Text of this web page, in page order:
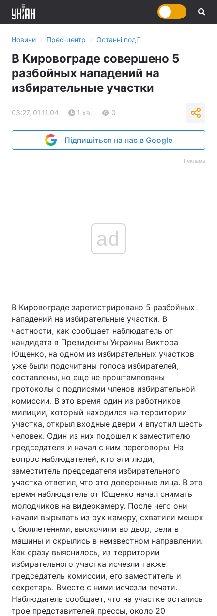
Україна Політика
Економіка Світ
Спорт Наука
Техно і зв'язок Лайт
Зброя Інциденти
Здоров'я Туризм
Новини › Прес-центр › Останні події
В Кировограде совершено 5
разбойных нападений на
избирательные участки
03:27, 01.11.04 1 хв. 0
Підпишіться на нас в Google
Реклама
ad
В Кировограде зарегистрировано 5 разбойных
нападений на избирательные участки. В
частности, как сообщает наблюдатель от
кандидата в Президенты Украины Виктора
Ющенко, на одном из избирательных участков
уже были подсчитаны голоса избирателей,
составлены, но еще не проштампованы
протоколы с подписями членов избирательной
комиссии. В это время один из работников
милиции, который находился на территории
участка, открыл входные двери и впустил шесть
человек. Один из них подошел к заместителю
председателя и начал с ним переговоры. На
вопрос наблюдателей, кто эти люди,
заместитель председателя избирательного
участка ответил, что это доверенные лица. В это
время наблюдатель от Ющенко начал снимать
молодчиков на видеокамеру. После чего они
начали вырывать из рук камеру, схватили мешок
с бюллетенями, выскочили во двор, сели в
машины и скрылись в неизвестном направлении.
Как сразу выяснилось, из территории
избирательного участка исчезли также
председатель комиссии, его заместитель и
секретарь. Вместе с ними исчезли печати.
Наблюдатель сообщает, что на участке остались
трое представителей прессы, около 20